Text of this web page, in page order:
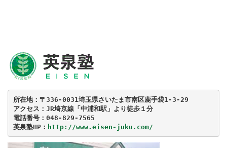
所在地：〒336-0031埼玉県さいたま市南区鹿手袋1-3-29
アクセス：JR埼京線「中浦和駅」より徒歩１分
電話番号：048-829-7565
英泉塾HP： http://www.eisen-juku.com/